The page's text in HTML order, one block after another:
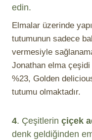
edin.
Elmalar üzerinde
tutumunun sadece
vermesiyle
Jonathan elma
%23, Golden
tutumu olmaktadır.
4. Çeşitlerin çiçek
denk geldiğinden